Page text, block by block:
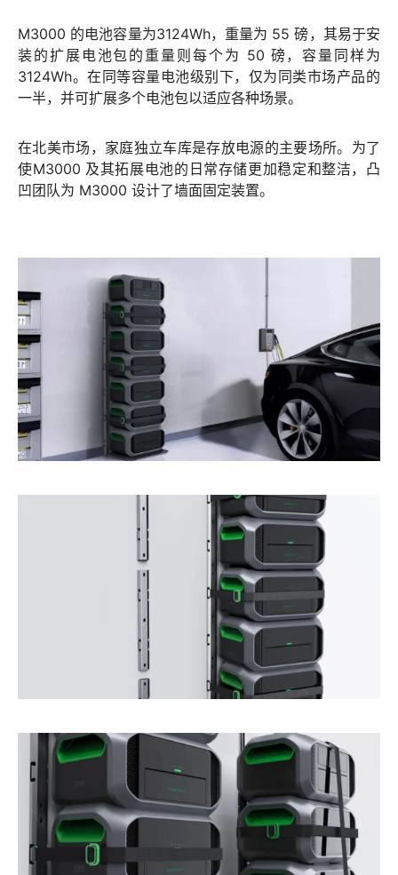
M3000 的电池容量为3124Wh，重量为 55 磅，其易于安
装的扩展电池包的重量则每个为 50 磅，容量同样为
3124Wh。在同等容量电池级别下，仅为同类市场产品的
一半，并可扩展多个电池包以适应各种场景。
在北美市场，家庭独立车库是存放电源的主要场所。为了
使M3000 及其拓展电池的日常存储更加稳定和整洁，凸
凹团队为 M3000 设计了墙面固定装置。